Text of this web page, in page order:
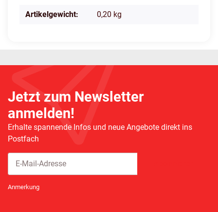
Artikelgewicht: 0,20 kg
Jetzt zum Newsletter
anmelden!
Erhalte spannende Infos und neue Angebote direkt ins
Postfach
Anmerkung